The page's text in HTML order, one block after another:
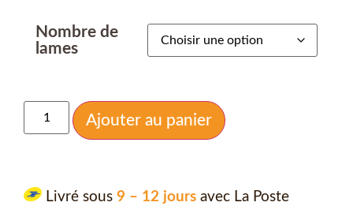
Nombre de
lames
Ajouter au panier
Livré sous 9 – 12 jours avec La Poste